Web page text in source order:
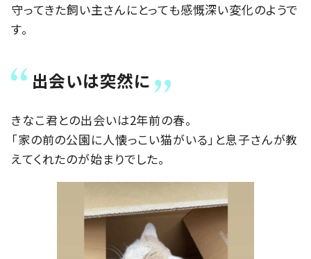
守ってきた飼い主さんにとっても感慨深い変化のようで
す。
出会いは突然に
きなこ君との出会いは2年前の春。
「家の前の公園に人懐っこい猫がいる」と息子さんが教
えてくれたのが始まりでした。